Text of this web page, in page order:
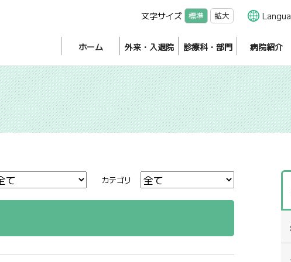
文字サイズ 標準 拡大
ホーム 外来・入退院 診療科・部門 病院紹介
カテゴリ